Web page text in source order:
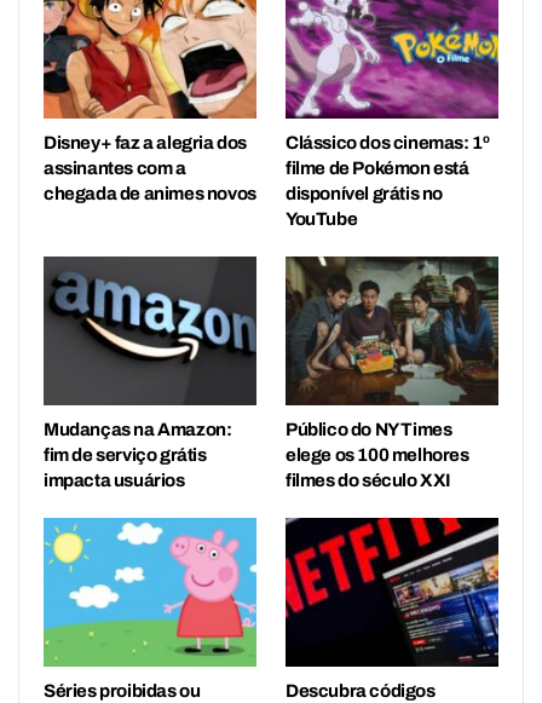
Disney+ faz a alegria dos
assinantes com a
chegada de animes novos
Clássico dos cinemas: 1º
filme de Pokémon está
disponível grátis no
YouTube
Mudanças na Amazon:
fim de serviço grátis
impacta usuários
Público do NY Times
elege os 100 melhores
filmes do século XXI
Séries proibidas ou Descubra códigos